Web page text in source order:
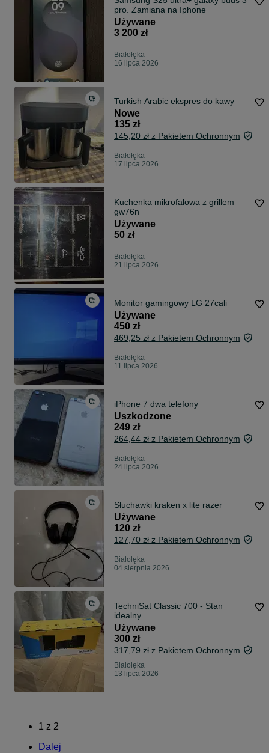
pro. Zamiana na Iphone
Używane
3 200 zł
Białołęka
16 lipca 2026
Turkish Arabic ekspres do kawy
Nowe
135 zł
145,20 zł z Pakietem Ochronnym
Białołęka
17 lipca 2026
Kuchenka mikrofalowa z grillem
gw76n
Używane
50 zł
Białołęka
21 lipca 2026
Monitor gamingowy LG 27cali
Używane
450 zł
469,25 zł z Pakietem Ochronnym
Białołęka
11 lipca 2026
iPhone 7 dwa telefony
Uszkodzone
249 zł
264,44 zł z Pakietem Ochronnym
Białołęka
24 lipca 2026
Słuchawki kraken x lite razer
Używane
120 zł
127,70 zł z Pakietem Ochronnym
Białołęka
04 sierpnia 2026
TechniSat Classic 700 - Stan
idealny
Używane
300 zł
317,79 zł z Pakietem Ochronnym
Białołęka
13 lipca 2026
1 z 2
Dalej